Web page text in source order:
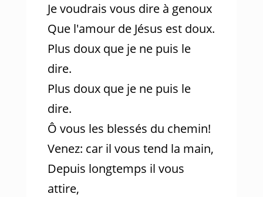
Je voudrais vous dire à genoux
Que l'amour de Jésus est doux.
Plus doux que je ne puis le
dire.
Plus doux que je ne puis le
dire.
Ô vous les blessés du chemin!
Venez: car il vous tend la main,
Depuis longtemps il vous
attire,